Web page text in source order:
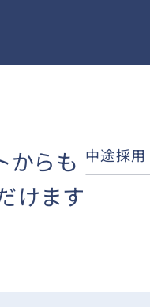
からも
けます
中途採用